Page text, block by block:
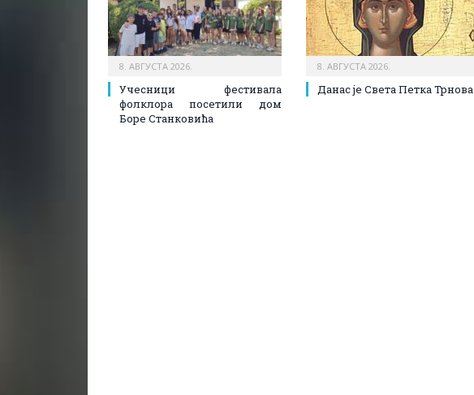
8. АВГУСТА 2026.
Учесници фестивала
фолклора посетили дом
Боре Станковића
8. АВГУСТА 2026.
Данас је Света Петка Трнова